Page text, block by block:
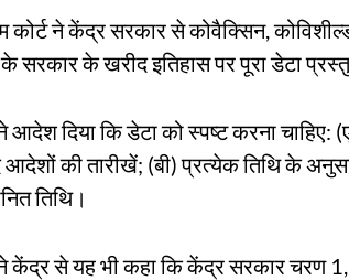
कोर्ट ने केंद्र सरकार से कोवैक्सिन,
सरकार के खरीद इतिहास पर पूरा डेटा
आदेश दिया कि डेटा को स्पष्ट करना चाहिए:
की तारीखें; (बी) प्रत्येक तिथि के
तिथि।
ने केंद्र से यह भी कहा कि केंद्र सरकार